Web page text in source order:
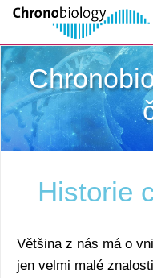
Historie
Většina z nás má o
jen velmi malé